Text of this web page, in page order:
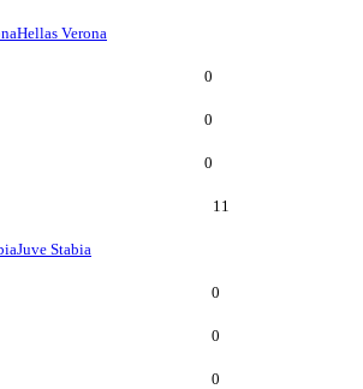
Hellas Verona
0
0
0
11
Juve Stabia
0
0
0